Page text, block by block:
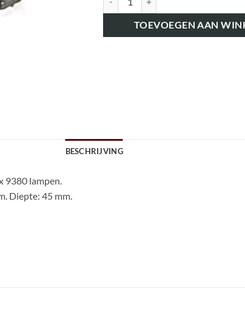
TOEVOEGEN AAN
BESCHRIJVING
9380 lampen.
Diepte: 45 mm.